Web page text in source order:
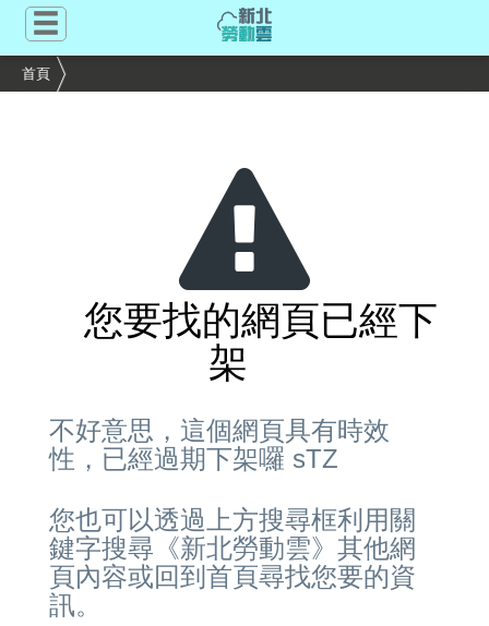
要
首頁
您要找的網頁已經下
架
不好意思，這個網頁具有時效
性，已經過期下架囉 sTZ
您也可以透過上方搜尋框利用關
鍵字搜尋《新北勞動雲》其他網
頁內容或回到首頁尋找您要的資
訊。